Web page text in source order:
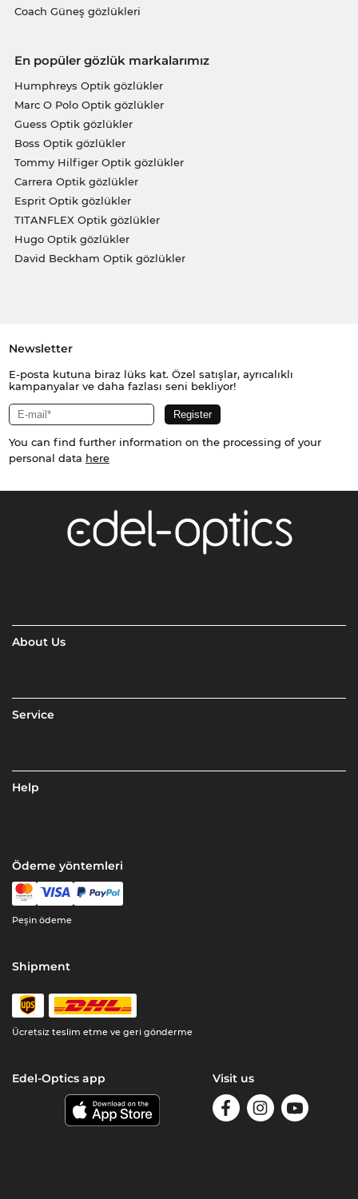
Coach Güneş gözlükleri
En popüler gözlük markalarımız
Humphreys Optik gözlükler
Marc O Polo Optik gözlükler
Guess Optik gözlükler
Boss Optik gözlükler
Tommy Hilfiger Optik gözlükler
Carrera Optik gözlükler
Esprit Optik gözlükler
TITANFLEX Optik gözlükler
Hugo Optik gözlükler
David Beckham Optik gözlükler
Newsletter
E-posta kutuna biraz lüks kat. Özel satışlar, ayrıcalıklı
kampanyalar ve daha fazlası seni bekliyor!
You can find further information on the processing of your
personal data here
About Us
Service
Help
Ödeme yöntemleri
Peşin ödeme
Shipment
Ücretsiz teslim etme ve geri gönderme
Edel-Optics app Visit us